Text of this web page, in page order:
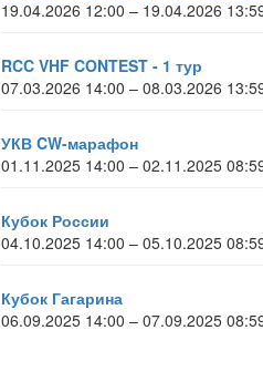
19.04.2026 12:00 – 19.04.2026
RCC VHF CONTEST - 1 тур
07.03.2026 14:00 – 08.03.2026
УКВ CW-марафон
01.11.2025 14:00 – 02.11.2025
Кубок России
04.10.2025 14:00 – 05.10.2025
Кубок Гагарина
06.09.2025 14:00 – 07.09.2025